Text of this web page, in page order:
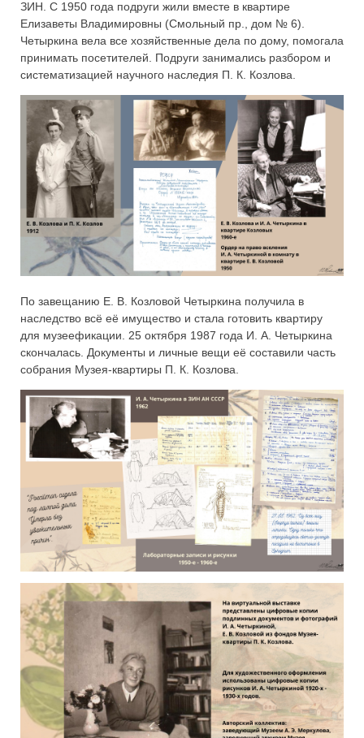
ЗИН. С 1950 года подруги жили вместе в квартире
Елизаветы Владимировны (Смольный пр., дом № 6).
Четыркина вела все хозяйственные дела по дому, помогала
принимать посетителей. Подруги занимались разбором и
систематизацией научного наследия П. К. Козлова.
По завещанию Е. В. Козловой Четыркина получила в
наследство всё её имущество и стала готовить квартиру
для музеефикации. 25 октября 1987 года И. А. Четыркина
скончалась. Документы и личные вещи её составили часть
собрания Музея-квартиры П. К. Козлова.